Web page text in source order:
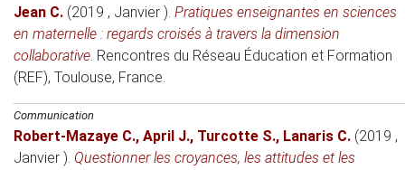
Jean C. (2019 , Janvier ). Pratiques enseignantes en sciences
en maternelle : regards croisés à travers la dimension
collaborative. Rencontres du Réseau Éducation et Formation
(REF), Toulouse, France.
Communication
Robert-Mazaye C., April J., Turcotte S., Lanaris C. (2019 ,
Janvier ). Questionner les croyances, les attitudes et les